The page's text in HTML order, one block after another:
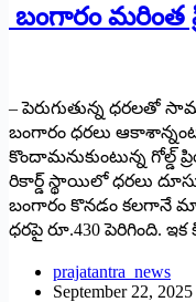
బంగారం మరింత
– పెరుగుతున్న ధరలతో
‌బంగారం ధరలు
కొందామనుకుంటున్న గోల్డ్
రికార్డ్ ‌స్థాయిలో ధరలు
బంగారం కొనడం కలగానే
‌ధరపై రూ.430 పెరిగింది.
prajatantra_news
September 22, 2025